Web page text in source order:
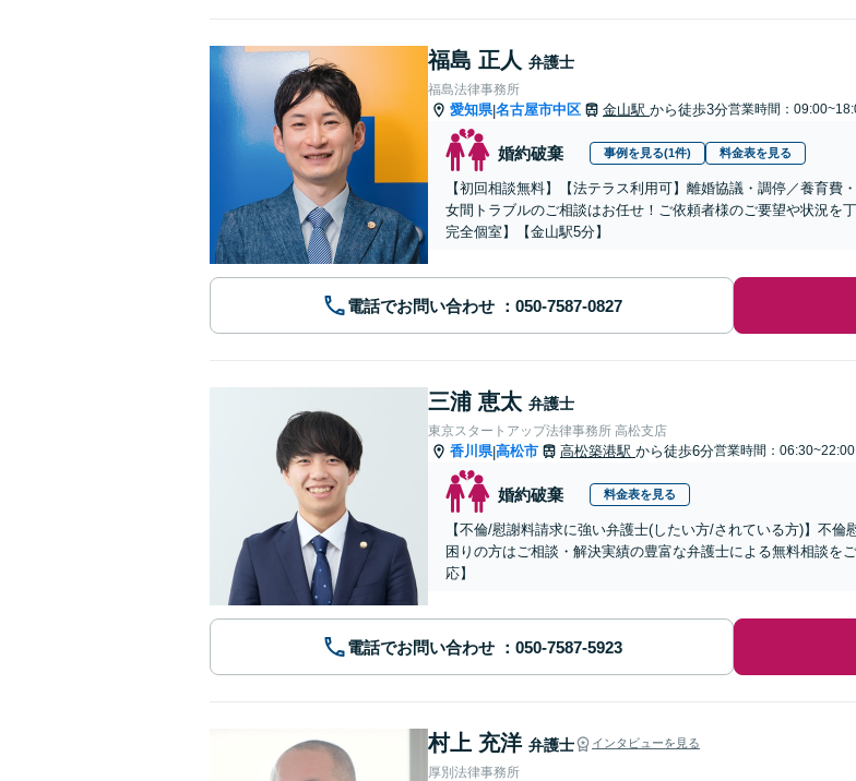
福島 正人 弁護士
福島法律事務所
愛知県|名古屋市中区 金山駅 から徒歩3分営業時間：
婚約破棄 事例を見る(1件) 料金表を見る
【初回相談無料】【法テラス利用可】離婚協議・調停／養育
女間トラブルのご相談はお任せ！ご依頼者様のご要望や状況を
完全個室】【金山駅5分】
電話でお問い合わせ
三浦 恵太 弁護士
東京スタートアップ法律事務所 高松支店
香川県|高松市 高松築港駅 から徒歩6分営業時間：06:30~22:00
婚約破棄 料金表を見る
【不倫/慰謝料請求に強い弁護士(したい方/されている方)】不
困りの方はご相談・解決実績の豊富な弁護士による無料相談を
応】
電話でお問い合わせ
村上 充洋 弁護士 インタビューを見る
厚別法律事務所